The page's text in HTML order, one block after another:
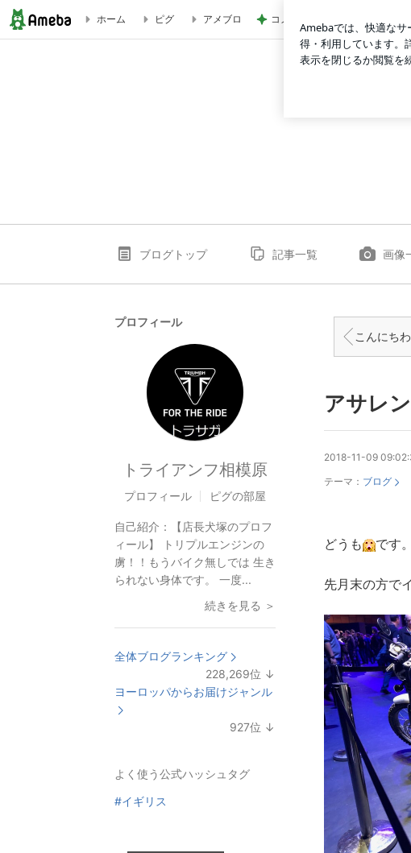
ホーム ピグ アメブロ コメダで食べた充分高級なかき氷
ブログトップ 記事一覧 画像
こんにちわ！トライ
アサレ
2018-11-09
テーマ： ブログ
どうも です。
先月末の方で
プロフィール
トライアンフ相模原
プロフィール ピグの部屋
自己紹介：
【店長犬塚のプロフ
ィール】 トリプルエンジンの
虜！！もうバイク無しでは 生き
られない身体です。 一度...
続きを見る ＞
全体ブログランキング
228,269位 ↓
ヨーロッパからお届けジャンル
927位 ↓
よく使う公式ハッシュタグ
#イギリス